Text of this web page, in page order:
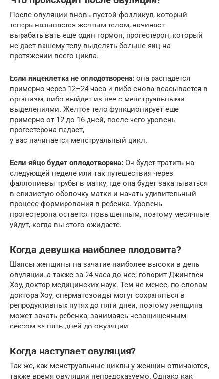
После овуляции вновь пустой фолликул, который
теперь называется желтым телом, начинает
вырабатывать еще один гормон, прогестерон, который
не дает вашему телу выделять больше яиц на
протяжении всего цикла.
Если яйцеклетка не оплодотворена: она распадется
примерно через 12–24 часа и либо снова всасывается в
организм, либо выйдет из нее с менструальными
выделениями. Желтое тело функционирует еще
примерно от 12 до 16 дней, после чего уровень
прогестерона падает,
у вас начинается менструальный цикл.
Если яйцо будет оплодотворена: Он будет тратить на
следующей неделе или так путешествия через
фаллопиевы трубы в матку, где она будет закапываться
в слизистую оболочку матки и начать удивительный
процесс формирования в ребенка. Уровень
прогестерона остается повышенным, поэтому месячные
уйдут, когда вы этого ожидаете.
Когда девушка наиболее плодовита?
Шансы женщины на зачатие наиболее высоки в день
овуляции, а также за 24 часа до нее, говорит Джингвен
Хоу, доктор медицинских наук. Тем не менее, по словам
доктора Хоу, сперматозоиды могут сохраняться в
репродуктивных путях до пяти дней, поэтому женщина
может зачать ребенка, занимаясь незащищенным
сексом за пять дней до овуляции.
Когда наступает овуляция?
Так же, как менструальные циклы у женщин отличаются,
также время овуляции непредсказуемо. Однако как